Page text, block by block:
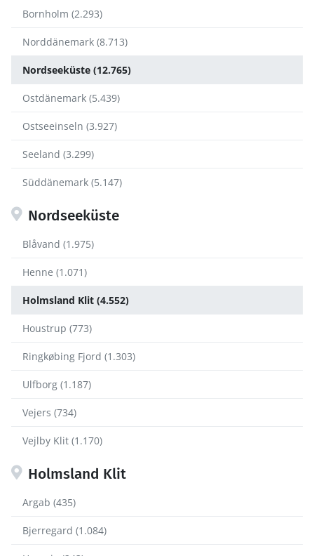
Bornholm (2.293)
Norddänemark (8.713)
Nordseeküste (12.765)
Ostdänemark (5.439)
Ostseeinseln (3.927)
Seeland (3.299)
Süddänemark (5.147)
Nordseeküste
Blåvand (1.975)
Henne (1.071)
Holmsland Klit (4.552)
Houstrup (773)
Ringkøbing Fjord (1.303)
Ulfborg (1.187)
Vejers (734)
Vejlby Klit (1.170)
Holmsland Klit
Argab (435)
Bjerregard (1.084)